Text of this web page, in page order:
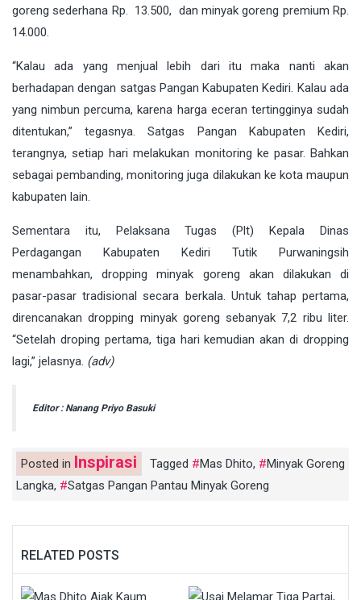
goreng sederhana Rp. 13.500, dan minyak goreng premium Rp.
14.000.
“Kalau ada yang menjual lebih dari itu maka nanti akan
berhadapan dengan satgas Pangan Kabupaten Kediri. Kalau ada
yang nimbun percuma, karena harga eceran tertingginya sudah
ditentukan,” tegasnya. Satgas Pangan Kabupaten Kediri,
terangnya, setiap hari melakukan monitoring ke pasar. Bahkan
sebagai pembanding, monitoring juga dilakukan ke kota maupun
kabupaten lain.
Sementara itu, Pelaksana Tugas (Plt) Kepala Dinas
Perdagangan Kabupaten Kediri Tutik Purwaningsih
menambahkan, dropping minyak goreng akan dilakukan di
pasar-pasar tradisional secara berkala. Untuk tahap pertama,
direncanakan dropping minyak goreng sebanyak 7,2 ribu liter.
“Setelah droping pertama, tiga hari kemudian akan di dropping
lagi,” jelasnya. (adv)
Editor : Nanang Priyo Basuki
Posted in Inspirasi Tagged Mas Dhito,
Minyak Goreng
Langka, Satgas Pangan Pantau Minyak Goreng
RELATED POSTS